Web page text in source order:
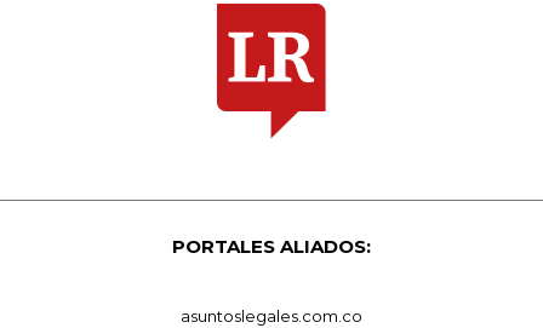
PORTALES ALIADOS:
asuntoslegales.com.co